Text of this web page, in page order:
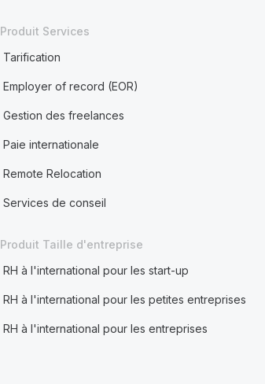
Produit Services
Tarification
Employer of record (EOR)
Gestion des freelances
Paie internationale
Remote Relocation
Services de conseil
Produit Taille d'entreprise
RH à l'international pour les start-up
RH à l'international pour les petites entreprises
RH à l'international pour les entreprises